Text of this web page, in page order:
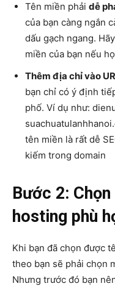
Tên miền phải dễ
của bạn càng ngắn
dấu gạch ngang.
miền của bạn nếu
Thêm địa chỉ vào
bạn chỉ có ý định
phố. Ví dụ như:
tên miền là rất dễ
kiếm trong domain
Bước 2:
hosting phù
Khi bạn đã chọn được
theo bạn sẽ phải chọn
Nhưng trước đó bạn